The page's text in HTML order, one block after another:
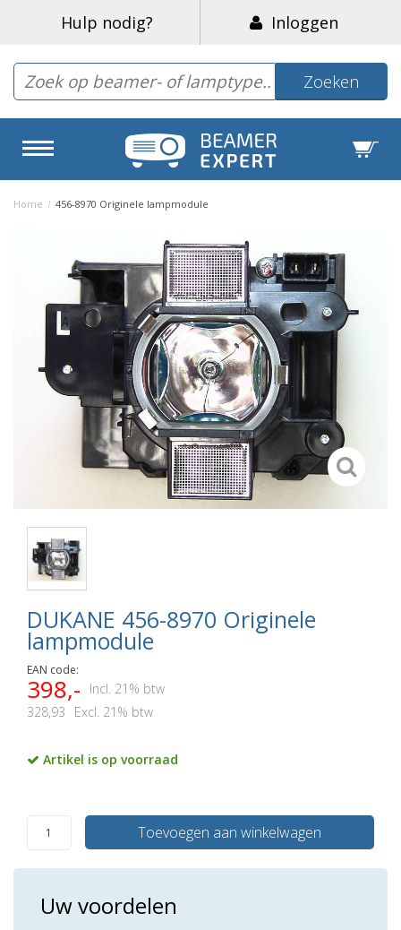
Hulp nodig? Inloggen
Zoeken
Home / 456-8970 Originele lampmodule
DUKANE 456-8970 Originele
lampmodule
EAN code:
398,-
Incl. 21% btw
328,93
Excl. 21% btw
Artikel is op voorraad
Toevoegen aan winkelwagen
Uw voordelen